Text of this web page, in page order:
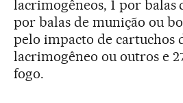
lacrimogêneos, 1 por balas
por balas de munição ou
pelo impacto de cartuchos
lacrimogêneo ou outros e
fogo.